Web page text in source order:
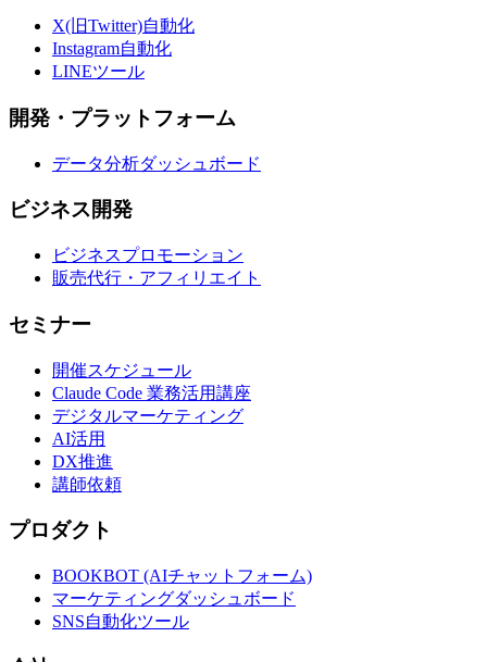
X(旧Twitter)自動化
Instagram自動化
LINEツール
開発・プラットフォーム
データ分析ダッシュボード
ビジネス開発
ビジネスプロモーション
販売代行・アフィリエイト
セミナー
開催スケジュール
Claude Code 業務活用講座
デジタルマーケティング
AI活用
DX推進
講師依頼
プロダクト
BOOKBOT (AIチャットフォーム)
マーケティングダッシュボード
SNS自動化ツール